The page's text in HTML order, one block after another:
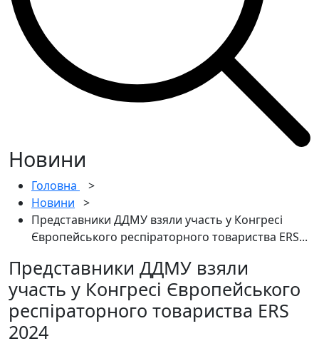
Новини
Головна
>
Новини >
Представники ДДМУ взяли участь у Конгресі
Європейського респіраторного товариства ERS...
Представники ДДМУ взяли
участь у Конгресі Європейського
респіраторного товариства ERS
2024